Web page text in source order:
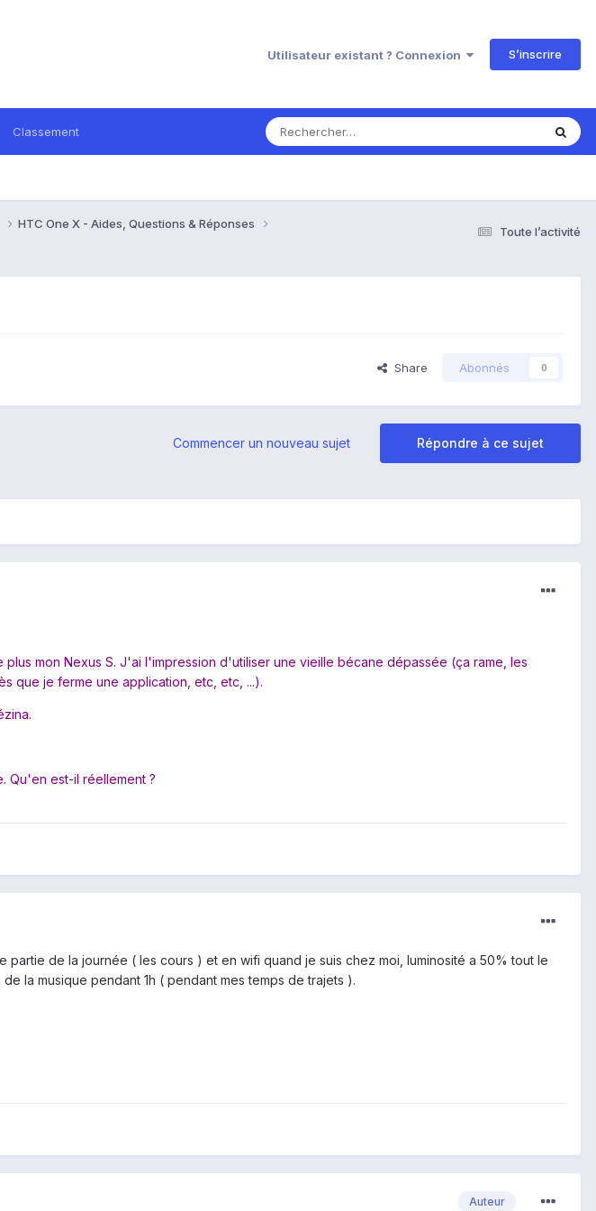
Utilisateur existant ? Connexion S’inscrire
Classement
Toute l’activité
HTC One X - Aides, Questions & Réponses
Share Abonnés 0
Répondre à ce sujet
Commencer un nouveau sujet
mon Nexus S. J'ai l'impression d'utiliser une vieille bécane dépassée (ça rame, les
que je ferme une application, etc, etc, ...).
Qu'en est-il réellement ?
de la journée ( les cours ) et en wifi quand je suis chez moi, luminosité a 50% tout le
la musique pendant 1h ( pendant mes temps de trajets ).
Auteur